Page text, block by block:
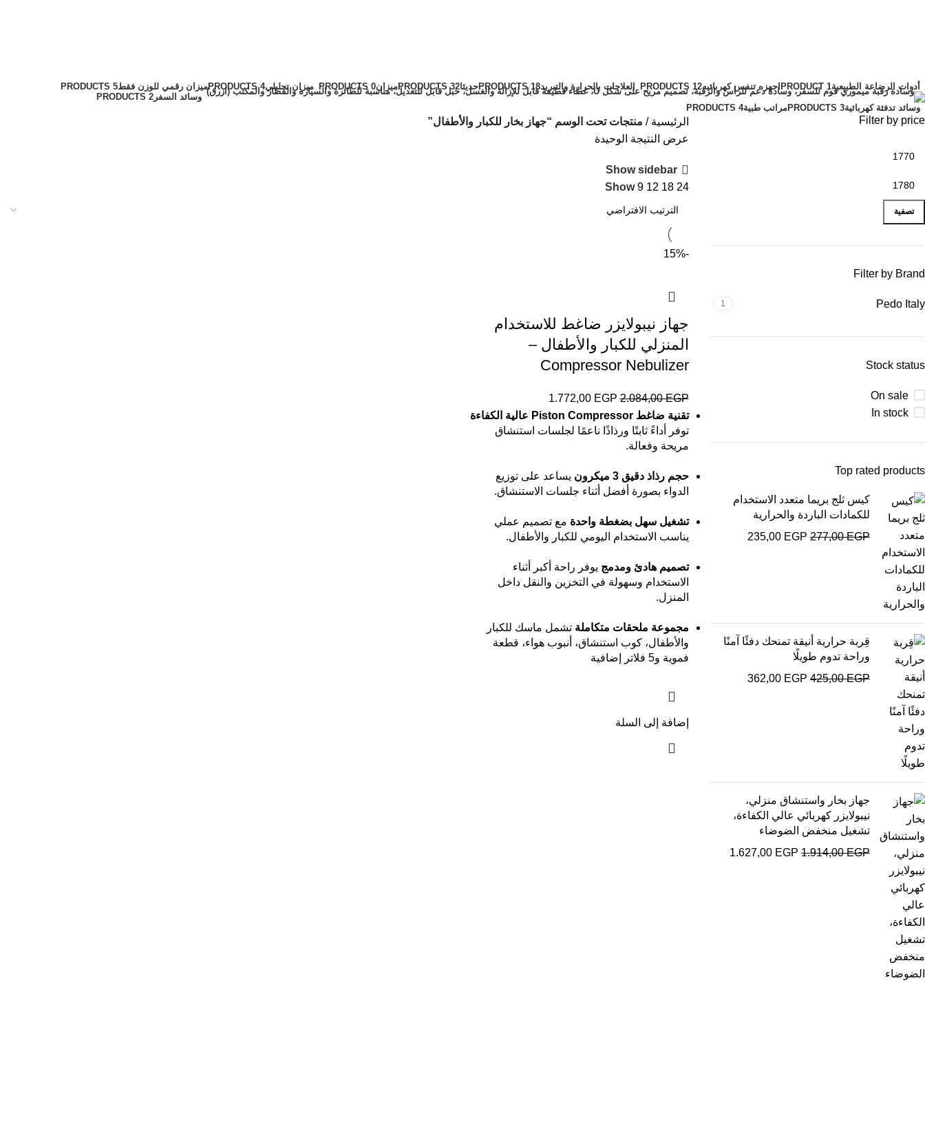
أدوات الرضاعة الطبيعية1 PRODUCT اجهزه تنفس كهربائيه12 PRODUCTS العلاجات بالحرارة والتبريد18 PRODUCTS حديثا32 PRODUCTS ميزان0 PRODUCTS ميزان تحليلي4 PRODUCTS ميزان رقمي للوزن فقط5 PRODUCTS
وسائد السفر 2 PRODUCTS
وسائد تدفئة كهربائية3 PRODUCTS مراتب طبية4 PRODUCTS
Filter by price
تصفية
Filter by Brand
Pedo Italy
1
Stock status
On sale
In stock
Top rated products
كيس ثلج بريما متعدد الاستخدام
للكمادات الباردة والحرارية
277,00EGP
235,00 EGP
قِربة حرارية أنيقة تمنحك دفئًا آمنًا
وراحة تدوم طويلًا
425,00EGP
362,00 EGP
جهاز بخار واستنشاق منزلي،
نيبولايزر كهربائي عالي الكفاءة،
تشغيل منخفض الضوضاء
1.914,00EGP
1.627,00 EGP
الرئيسية
منتجات تحت الوسم “جهاز بخار للكبار والأطفال”
عرض النتيجة الوحيدة
Show sidebar
Show9 12 18 24
-15%
جهاز نيبولايزر ضاغط للاستخدام
المنزلي للكبار والأطفال –
Compressor Nebulizer
2.084,00EGP
1.772,00 EGP
تقنية ضاغط Piston Compressor عالية الكفاءة
توفر أداءً ثابتًا ورذاذًا ناعمًا لجلسات استنشاق
مريحة وفعالة.
حجم رذاذ دقيق 3 ميكرون
يساعد على توزيع
الدواء بصورة أفضل أثناء جلسات الاستنشاق.
تشغيل سهل بضغطة واحدة مع تصميم عملي
يناسب الاستخدام اليومي للكبار والأطفال.
تصميم هادئ ومدمج يوفر راحة أكبر أثناء
الاستخدام وسهولة في التخزين والنقل داخل
المنزل.
مجموعة ملحقات متكاملة تشمل ماسك للكبار
والأطفال، كوب استنشاق، أنبوب هواء، قطعة
فموية و5 فلاتر إضافية
إضافة إلى السلة